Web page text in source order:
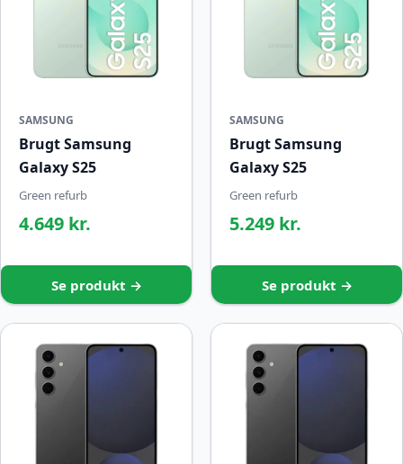
SAMSUNG
Brugt Samsung
Galaxy S25
Green refurb
4.649 kr.
Se produkt →
SAMSUNG
Brugt Samsung
Galaxy S25
Green refurb
5.249 kr.
Se produkt →